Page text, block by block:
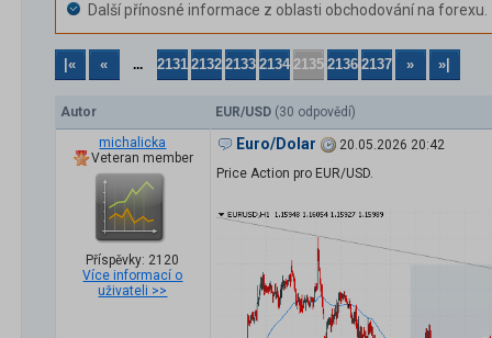
Další přínosné informace z oblasti obchodování na forexu.
|« « ... 2131 2132 2133 2134 2135 2136 2137 » »|
Autor EUR/USD (30 odpovědí)
michalicka
Veteran member
Příspěvky: 2120
Více informací o
uživateli >>
Euro/Dolar
20.05.2026 20:42
Price Action pro EUR/USD.